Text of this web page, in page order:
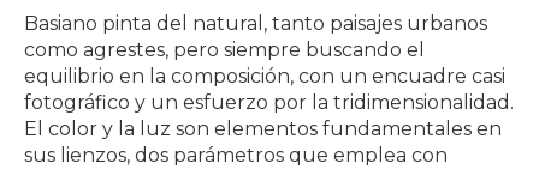
Basiano pinta del natural, tanto paisajes urbanos
como agrestes, pero siempre buscando el
equilibrio en la composición, con un encuadre casi
fotográfico y un esfuerzo por la tridimensionalidad.
El color y la luz son elementos fundamentales en
sus lienzos, dos parámetros que emplea con